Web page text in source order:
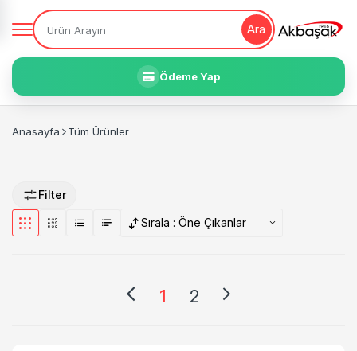
Ara
Ödeme Yap
Anasayfa Tüm Ürünler
Filter
Sırala : Öne Çıkanlar
1 2